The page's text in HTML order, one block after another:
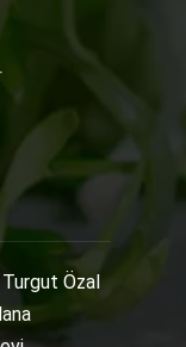
Turgut Özal